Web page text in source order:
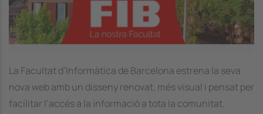
La Facultat d’Informàtica de Barcelona estrena la seva
nova web amb un disseny renovat, més visual i pensat per
facilitar l’accés a la informació a tota la comunitat.